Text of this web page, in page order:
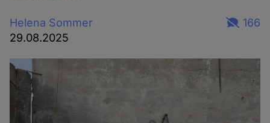
Helena Sommer
29.08.2025
166